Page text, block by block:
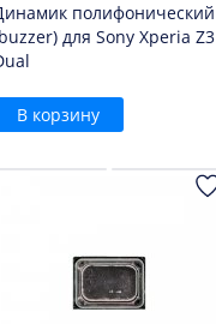
полифонический
для Sony Xperia Z3
В корзину